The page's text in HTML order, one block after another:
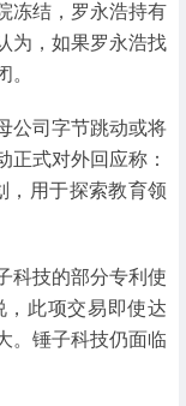
冻结，罗永浩持有
为，如果罗永浩找
。
公司字节跳动或将
正式对外回应称：
，用于探索教育领
科技的部分专利使
，此项交易即使达
。锤子科技仍面临